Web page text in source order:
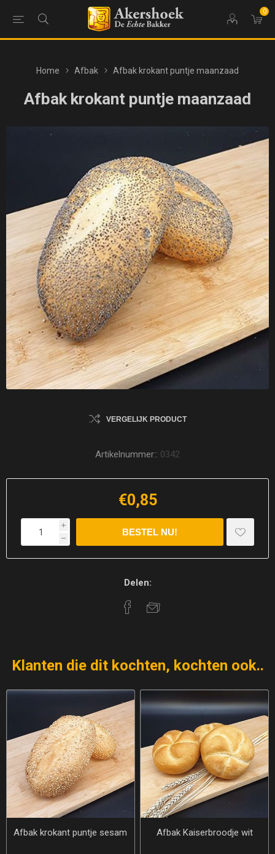
0
Home Afbak Afbak krokant puntje maanzaad
Afbak krokant puntje maanzaad
VERGELIJK PRODUCT
Artikelnummer:: 0342
€0,85
i
h
Delen:
Klanten die dit kochten, kochten ook..
Afbak krokant puntje sesam Afbak Kaiserbroodje wit